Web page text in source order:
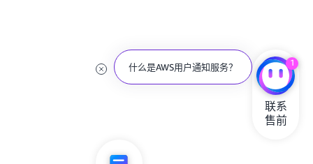
什么是AWS用户通知服务？ 1
联系
售前